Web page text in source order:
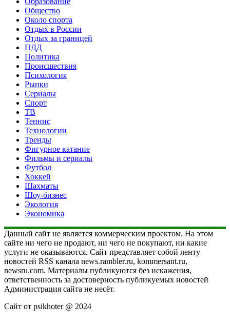
Общество
Около спорта
Отдых в России
Отдых за границей
ПДД
Политика
Происшествия
Психология
Рынки
Сериалы
Спорт
ТВ
Теннис
Технологии
Тренды
Фигурное катание
Фильмы и сериалы
Футбол
Хоккей
Шахматы
Шоу-бизнес
Экология
Экономика
Данный сайт не является коммерческим проектом. На этом
сайте ни чего не продают, ни чего не покупают, ни какие
услуги не оказываются. Сайт представляет собой ленту
новостей RSS канала news.rambler.ru, kommersant.ru,
newsru.com. Материалы публикуются без искажения,
ответственность за достоверность публикуемых новостей
Администрация сайта не несёт.
Сайт от psikhoter @ 2024